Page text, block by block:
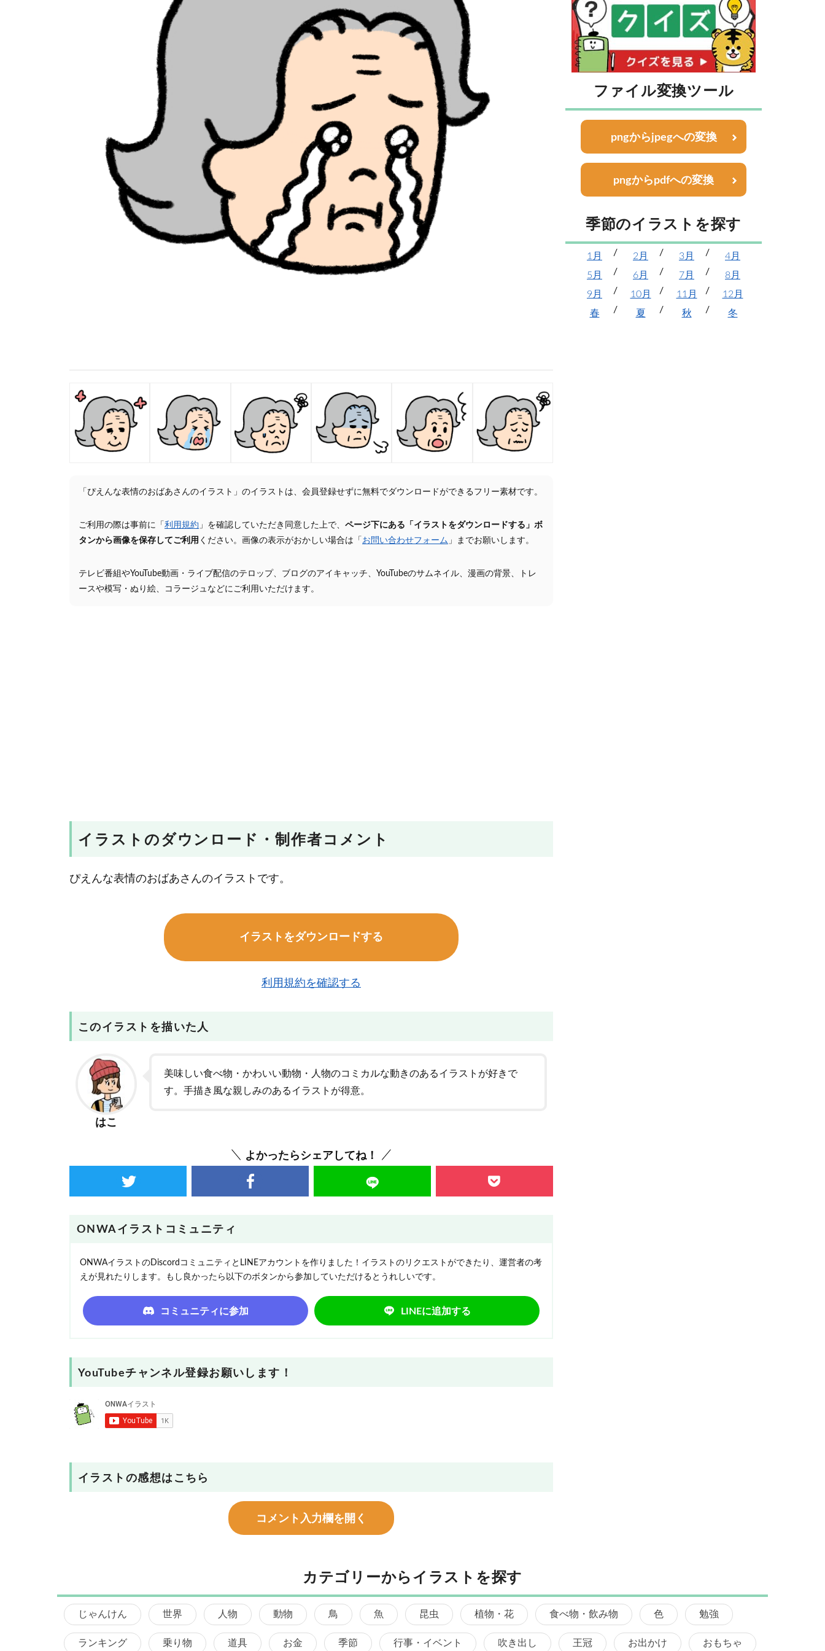
「ぴえんな表情のおばあさんのイラスト」のイラストは、会員登録せずに無料でダウンロードができるフリー素材です。
ご利用の際は事前に「 利用規約 」を確認していただき同意した上で、 ページ下にある「イラストをダウンロードする」ボ
タンから画像を保存してご利用 ください。画像の表示がおかしい場合は「 お問い合わせフォーム 」までお願いします。
テレビ番組やYouTube動画・ライブ配信のテロップ、ブログのアイキャッチ、YouTubeのサムネイル、漫画の背景、トレ
ースや模写・ぬり絵、コラージュなどにご利用いただけます。
イラストのダウンロード・制作者コメント
ぴえんな表情のおばあさんのイラストです。
イラストをダウンロードする
利用規約を確認する
このイラストを描いた人
はこ
美味しい食べ物・かわいい動物・人物のコミカルな動きのあるイラストが好きで
す。手描き風な親しみのあるイラストが得意。
よかったらシェアしてね！
ONWAイラストコミュニティ
ONWAイラストのDiscordコミュニティとLINEアカウントを作りました！イラストのリクエストができたり、運営者の考
えが見れたりします。もし良かったら以下のボタンから参加していただけるとうれしいです。
コミュニティに参加 LINEに追加する
YouTubeチャンネル登録お願いします！
イラストの感想はこちら
コメント入力欄を開く
ファイル変換ツール
pngからjpegへの変換
pngからpdfへの変換
季節のイラストを探す
1月 2月 3月
4月
5月
6月 7月
8月
9月
10月 11月
12月
春
夏 秋 冬
カテゴリーからイラストを探す
じゃんけん 世界 人物 動物 鳥 魚 昆虫 植物・花 食べ物・飲み物 色 勉強
ランキング 乗り物 道具 お金 季節 行事・イベント 吹き出し 王冠 お出かけ おもちゃ